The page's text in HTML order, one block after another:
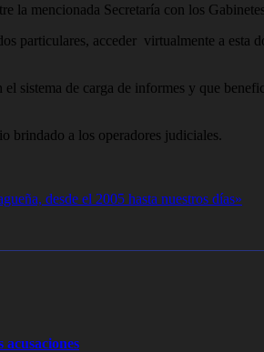
la mencionada Secretaría con los
particulares, acceder virtualmente a esta
sistema de carga de informes y que
brindado a los operadores judiciales.
desde el 2005 hasta nuestros días»